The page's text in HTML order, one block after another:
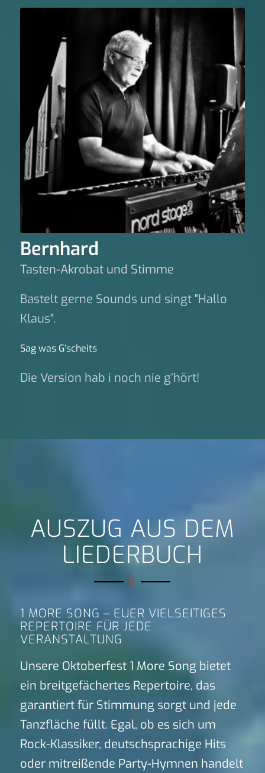
Bernhard
Tasten-Akrobat und Stimme
Bastelt gerne Sounds und singt "Hallo
Klaus".
Sag was G‘scheits
Die Version hab i noch nie g’hört!
AUSZUG AUS DEM
LIEDERBUCH
1 MORE SONG – EUER VIELSEITIGES
REPERTOIRE FÜR JEDE
VERANSTALTUNG
Unsere Oktoberfest 1 More Song bietet
ein breitgefächertes Repertoire, das
garantiert für Stimmung sorgt und jede
Tanzfläche füllt. Egal, ob es sich um
Rock-Klassiker, deutschsprachige Hits
oder mitreißende Party-Hymnen handelt